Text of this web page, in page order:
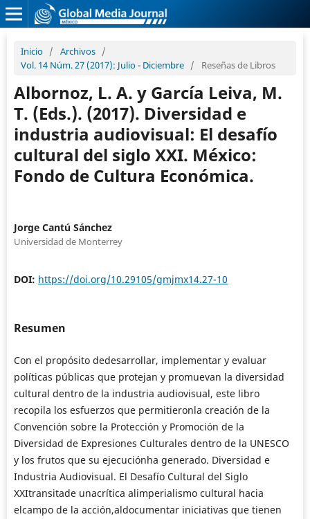
Inicio / Archivos /
Vol. 14 Núm. 27 (2017): Julio - Diciembre / Reseñas de Libros
Albornoz, L. A. y García Leiva, M.
T. (Eds.). (2017). Diversidad e
industria audiovisual: El desafío
cultural del siglo XXI. México:
Fondo de Cultura Económica.
Jorge Cantú Sánchez
Universidad de Monterrey
DOI: https://doi.org/10.29105/gmjmx14.27-10
Resumen
Con el propósito dedesarrollar, implementar y evaluar
políticas públicas que protejan y promuevan la diversidad
cultural dentro de la industria audiovisual, este libro
recopila los esfuerzos que permitieronla creación de la
Convención sobre la Protección y Promoción de la
Diversidad de Expresiones Culturales dentro de la UNESCO
y los frutos que su ejecuciónha generado. Diversidad e
Industria Audiovisual. El Desafío Cultural del Siglo
XXItransitade unacrítica alimperialismo cultural hacia
elcampo de la acción,aldocumentar iniciativas que tienen